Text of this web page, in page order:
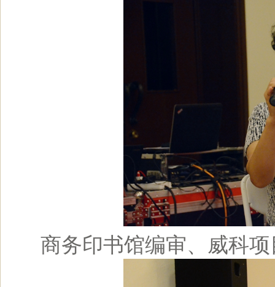
商务印书馆编审、威科